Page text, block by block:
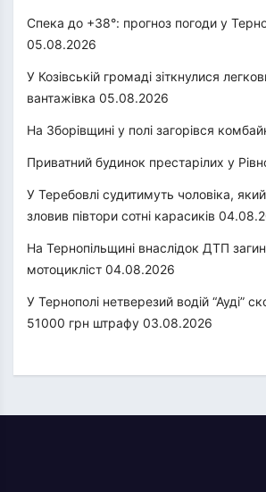
Спека до +38°: прогноз погоди у
05.08.2026
У Козівській громаді зіткнулися
вантажівка 05.08.2026
На Зборівщині у полі загорівся
Приватний будинок престарілих у
У Теребовлі судитимуть чоловіка,
зловив півтори сотні карасиків
На Тернопільщині внаслідок ДТП
мотоцикліст 04.08.2026
У Тернополі нетверезий водій “Ауді”
51000 грн штрафу 03.08.2026